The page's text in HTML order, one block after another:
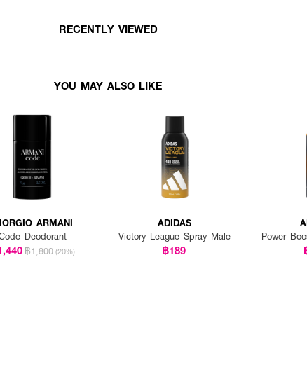
RECENTLY VIEWED
YOU MAY ALSO LIKE
ARMANI
Deodorant
฿1,800 (20%)
ADIDAS
Victory League Spray Male
฿189
Power